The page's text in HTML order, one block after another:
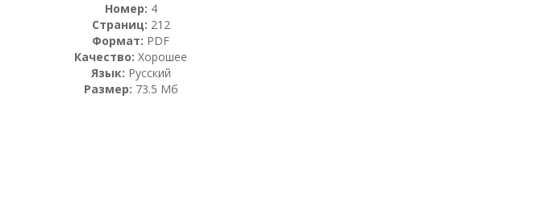
Номер: 4
Страниц: 212
Формат: PDF
Качество: Хорошее
Язык: Русский
Размер: 73.5 Мб